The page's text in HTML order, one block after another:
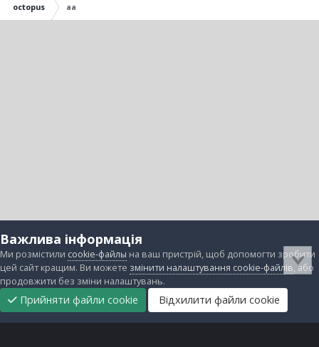
octopus aa
Важлива інформація
Ми розмістили cookie-файлы на ваш пристрій, щоб допомогти зробити
цей сайт кращим. Ви можете змінити налаштування cookie-файлів, або
продовжити без зміни налаштувань.
Прийняти файли cookie Відхилити файли cookie
Головна
Підтримати
нас
Прибрати
рекламу
Завантаження Непрочитані Реєстрація